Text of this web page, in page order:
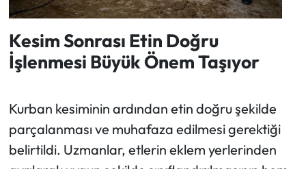
Kesim Sonrası Etin Doğru
İşlenmesi Büyük Önem Taşıyor
Kurban kesiminin ardından etin doğru şekilde
parçalanması ve muhafaza edilmesi gerektiği
belirtildi. Uzmanlar, etlerin eklem yerlerinden